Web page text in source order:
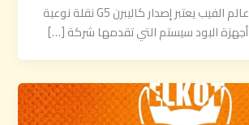
شركة يوويل في عالم الفيب يعتبر إصدار كاليبرن G5 نقلة نوعية
البود سيستم التي تقدمها شركة […]